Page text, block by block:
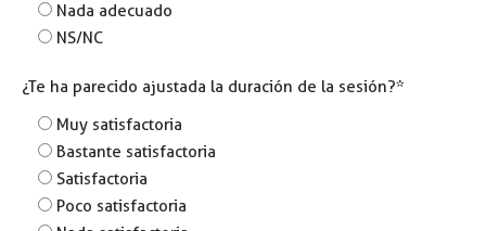
Nada adecuado
NS/NC
¿Te ha parecido ajustada la duración de la sesión?*
Muy satisfactoria
Bastante satisfactoria
Satisfactoria
Poco satisfactoria